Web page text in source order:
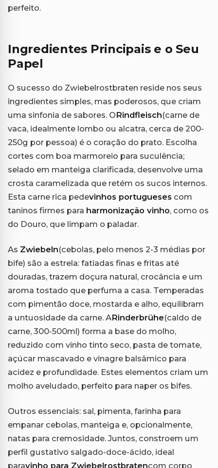
perfeito.
Ingredientes Principais e o Seu
Papel
O sucesso do Zwiebelrostbraten reside nos seus
ingredientes simples, mas poderosos, que criam
uma sinfonia de sabores. ORindfleisch(carne de
vaca, idealmente lombo ou alcatra, cerca de 200-
250g por pessoa) é o coração do prato. Escolha
cortes com boa marmoreio para suculência;
selado em manteiga clarificada, desenvolve uma
crosta caramelizada que retém os sucos internos.
Esta carne rica pedevinhos portugueses com
taninos firmes para harmonização vinho, como os
do Douro, que limpam o paladar.
As Zwiebeln(cebolas, pelo menos 2-3 médias por
bife) são a estrela: fatiadas finas e fritas até
douradas, trazem doçura natural, crocância e um
aroma tostado que perfuma a casa. Temperadas
com pimentão doce, mostarda e alho, equilibram
a untuosidade da carne. ARinderbrühe(caldo de
carne, 300-500ml) forma a base do molho,
reduzido com vinho tinto seco, pasta de tomate,
açúcar mascavado e vinagre balsâmico para
acidez e profundidade. Estes elementos criam um
molho aveludado, perfeito para naper os bifes.
Outros essenciais: sal, pimenta, farinha para
empanar cebolas, manteiga e, opcionalmente,
natas para cremosidade. Juntos, constroem um
perfil gustativo salgado-doce-ácido, ideal
paravinho para Zwiebelrostbratencom corpo